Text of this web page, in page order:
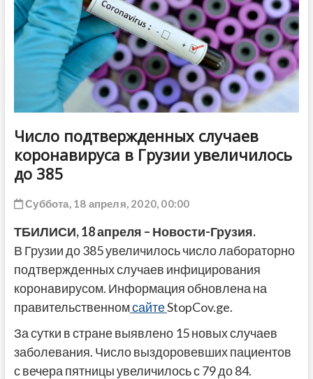
Число подтвержденных случаев
коронавируса в Грузии увеличилось
до 385
Суббота, 18 апреля, 2020, 00:00
ТБИЛИСИ, 18 апреля – Новости-Грузия.
В Грузии до 385 увеличилось число лабораторно
подтвержденных случаев инфицирования
коронавирусом. Информация обновлена на
правительственномсайтеStopCov.ge.
За сутки в стране выявлено 15 новых случаев
заболевания. Число выздоровевших пациентов
с вечера пятницы увеличилось с 79 до 84.